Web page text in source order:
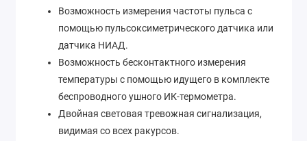
Возможность измерения частоты пульса с
помощью пульсоксиметрического датчика или
датчика НИАД.
Возможность бесконтактного измерения
температуры с помощью идущего в комплекте
беспроводного ушного ИК-термометра.
Двойная световая тревожная сигнализация,
видимая со всех ракурсов.